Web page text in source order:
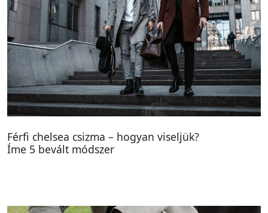
Férfi chelsea csizma – hogyan viseljük?
Íme 5 bevált módszer